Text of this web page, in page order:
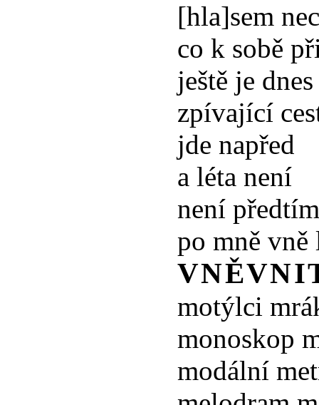
[hla]sem
co k sobě
ještě je dnes
zpívající
jde napřed
a léta není
není
po mně vně
motýlci
monoskop
modální